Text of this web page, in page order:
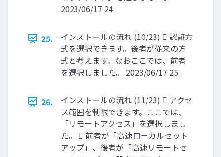
2023/06/17 24
25.
インストールの流れ (10/23)  認証方
式を選択できます。後者が従来の方
式と考えます。なおここでは、前者
を選択しました。 2023/06/17 25
26.
インストールの流れ (11/23)  アクセ
ス範囲を制限できます。ここでは、
「リモートアクセス」を選択しまし
た。  前者が「高速ローカルセット
アップ」、後者が「高速リモートセ